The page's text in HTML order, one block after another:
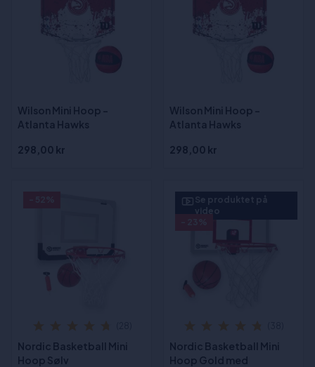
Wilson Mini Hoop -
Atlanta Hawks
298,00 kr
Wilson Mini Hoop -
Atlanta Hawks
298,00 kr
Nordic Basketball Mini
Hoop Sølv
Se produktet på
video
Nordic Basketball Mini
Hoop Gold med